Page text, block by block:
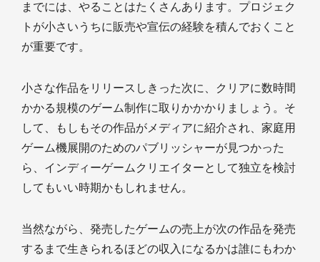
までには、やることはたくさんあります。プロジェク
トが小さいうちに販売や宣伝の経験を積んでおくこと
が重要です。
小さな作品をリリースしきった次に、クリアに数時間
かかる規模のゲーム制作に取りかかかりましょう。そ
して、もしもその作品がメディアに紹介され、家庭用
ゲーム機展開のためのパブリッシャーが見つかった
ら、インディーゲームクリエイターとして独立を検討
してもいい時期かもしれません。
当然ながら、発売したゲームの売上が次の作品を発売
するまで生きられるほどの収入になるかは誰にもわか